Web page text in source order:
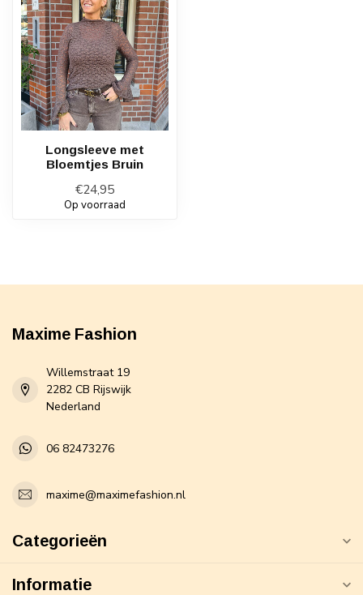
Longsleeve met
Bloemtjes Bruin
€24,95
Op voorraad
Maxime Fashion
Willemstraat 19
2282 CB Rijswijk
Nederland
06 82473276
maxime@maximefashion.nl
Categorieën
Informatie